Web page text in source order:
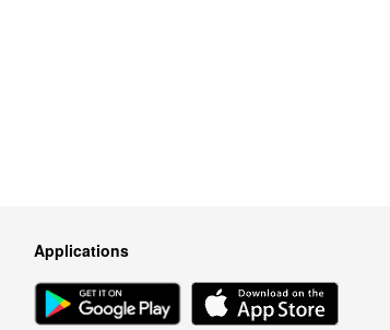
Applications